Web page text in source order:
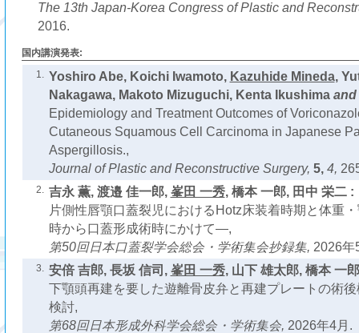
The 13th Japan-Korea Congress of Plastic and
2016.
国内講演発表:
1. Yoshiro Abe, Koichi Iwamoto, Kazuhide Mineda,
Nakagawa, Makoto Mizuguchi, Kenta Ikushimaand
Epidemiology and Treatment Outcomes of
Cutaneous Squamous Cell Carcinoma in Japanese
Aspergillosis.,
Journal of Plastic and Reconstructive Surgery, 5, 4,
2. 吉永 薫, 渡邉 佳一郎, 峯田 一秀, 橋本 一郎, 田中 栄二 :
片側性唇顎口蓋裂児におけるHotz床装着時期と体重
時から口蓋形成術時にかけて―,
第50回日本口蓋裂学会総会・学術集会抄録集, 2026年
3. 安倍 吉郎, 長坂 信司, 峯田 一秀, 山下 雄太郎, 橋本 一
下顎頭再建を要した遊離骨皮弁と再建プレートの術
検討,
第68回日本形成外科学会総会・学術集会, 2026年4月.